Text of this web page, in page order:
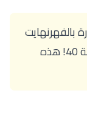
بالفهرنهايت
بعدّ صرير الصرصور لمدة 14 ثانية ثم إضافة 40! هذه